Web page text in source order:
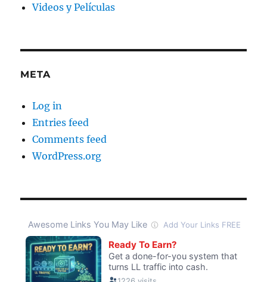
Videos y Películas
META
Log in
Entries feed
Comments feed
WordPress.org